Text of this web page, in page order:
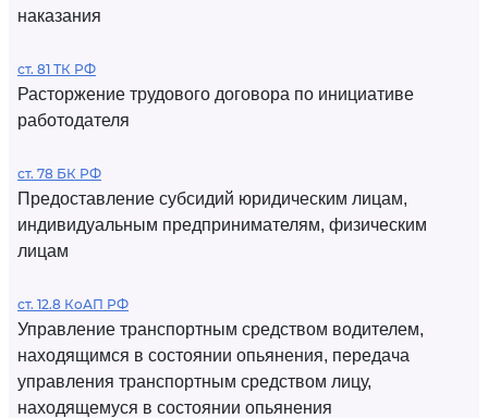
наказания
ст. 81 ТК РФ
Расторжение трудового договора по инициативе
работодателя
ст. 78 БК РФ
Предоставление субсидий юридическим лицам,
индивидуальным предпринимателям, физическим
лицам
ст. 12.8 КоАП РФ
Управление транспортным средством водителем,
находящимся в состоянии опьянения, передача
управления транспортным средством лицу,
находящемуся в состоянии опьянения